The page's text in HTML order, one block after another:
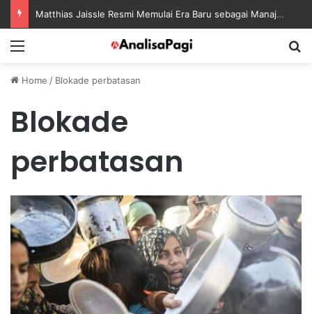
Matthias Jaissle Resmi Memulai Era Baru sebagai Manajer Newcastle
Home / Blokade perbatasan
Blokade
perbatasan